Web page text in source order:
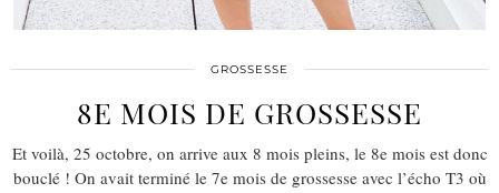
GROSSESSE
8E MOIS DE GROSSESSE
Et voilà, 25 octobre, on arrive aux 8 mois pleins, le 8e mois est donc
bouclé ! On avait terminé le 7e mois de grossesse avec l’écho T3 où